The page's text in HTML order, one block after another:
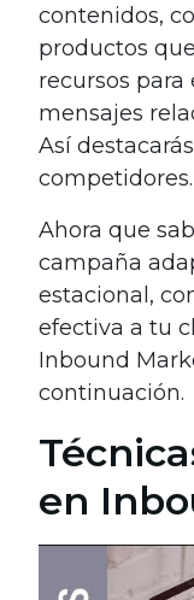
contenidos,
productos
recursos para
mensajes
Así
competidores.
Ahora que
campaña
estacional,
efectiva a tu
Inbound
continuación.
en